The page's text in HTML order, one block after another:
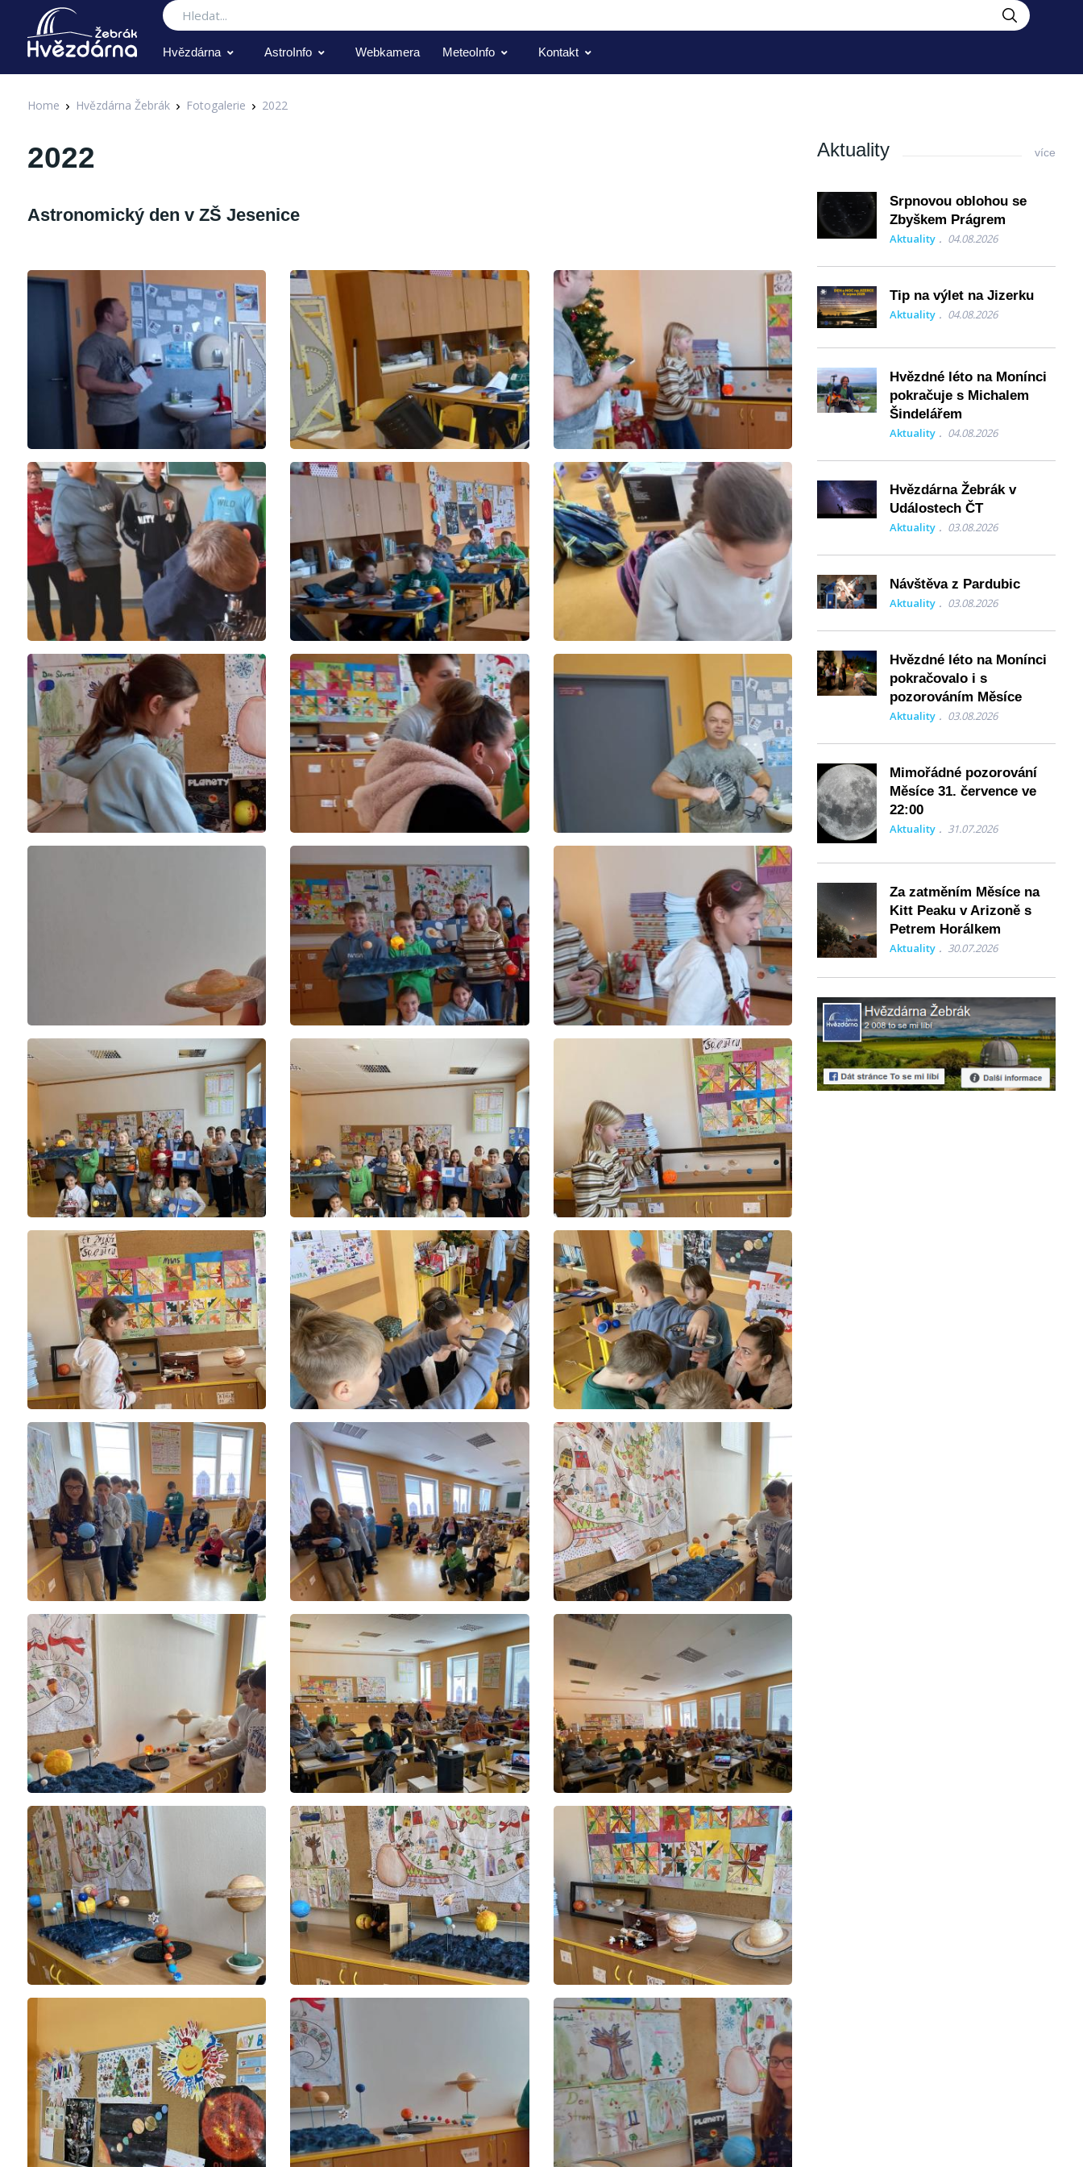
Hledat
Hvězdárna AstroInfo Webkamera MeteoInfo Kontakt
Home Hvězdárna Žebrák Fotogalerie 2022
2022
Astronomický den v ZŠ Jesenice
Aktuality více
Srpnovou oblohou se
Zbyškem Prágrem
Aktuality 04.08.2026
Tip na výlet na Jizerku
Aktuality 04.08.2026
Hvězdné léto na Monínci
pokračuje s Michalem
Šindelářem
Aktuality 04.08.2026
Hvězdárna Žebrák v
Událostech ČT
Aktuality 03.08.2026
Návštěva z Pardubic
Aktuality 03.08.2026
Hvězdné léto na Monínci
pokračovalo i s
pozorováním Měsíce
Aktuality 03.08.2026
Mimořádné pozorování
Měsíce 31. července ve
22:00
Aktuality 31.07.2026
Za zatměním Měsíce na
Kitt Peaku v Arizoně s
Petrem Horálkem
Aktuality 30.07.2026